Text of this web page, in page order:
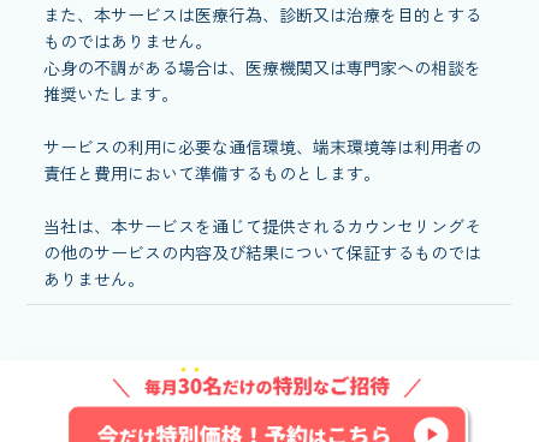
また、本サービスは医療行為、診断又は治療を目的とする
ものではありません。
心身の不調がある場合は、医療機関又は専門家への相談を
推奨いたします。
サービスの利用に必要な通信環境、端末環境等は利用者の
責任と費用において準備するものとします。
当社は、本サービスを通じて提供されるカウンセリングそ
の他のサービスの内容及び結果について保証するものでは
ありません。
© 2022-2026 remental Inc.